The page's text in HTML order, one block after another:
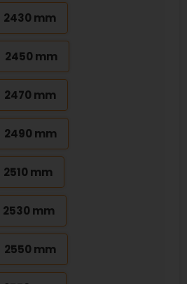
2430 mm
2450 mm
2470 mm
2490 mm
2510 mm
2530 mm
2550 mm